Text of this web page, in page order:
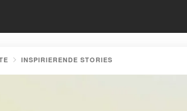
INSPIRIERENDE STORIES